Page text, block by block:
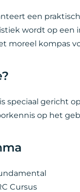
een
wordt op een
moreel kompas
speciaal gericht
op het
Cursus